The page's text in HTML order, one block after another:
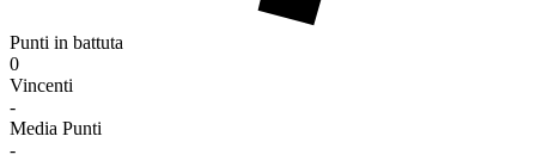
Punti in battuta
0
Vincenti
-
Media Punti
-